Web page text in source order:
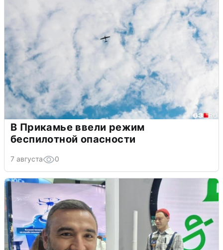
В Прикамье ввели режим
беспилотной опасности
7 августа 0